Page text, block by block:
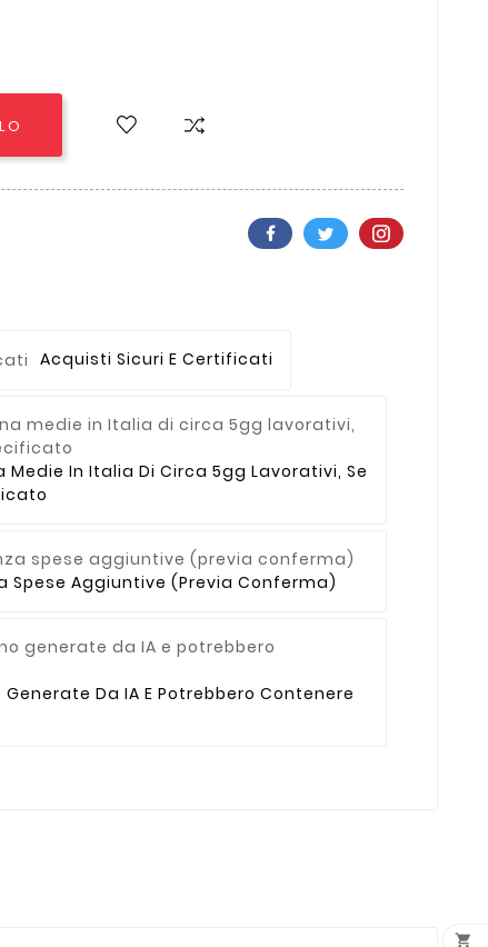
Acquisti Sicuri E Certificati
In Italia Di Circa 5gg Lavorativi, Se
Spese Aggiuntive (previa Conferma)
Da IA E Potrebbero Contenere
